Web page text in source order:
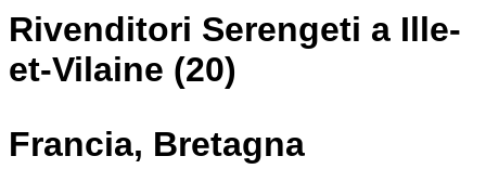
Rivenditori Serengeti a Ille-
et-Vilaine (20)
Francia, Bretagna